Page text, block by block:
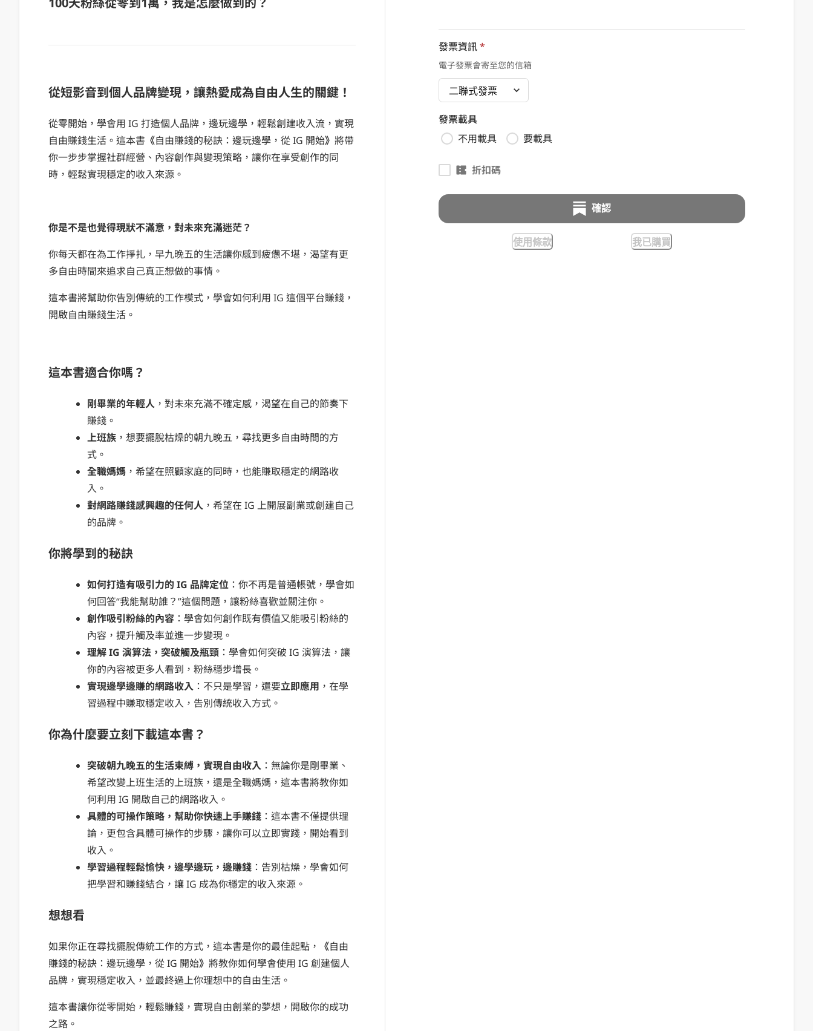
從短影音到個人品牌變現，讓熱愛成為自由人生的關鍵！
從零開始，學會用 IG 打造個人品牌，邊玩邊學，輕鬆創建收入流，實現
自由賺錢生活。這本書 《自由賺錢的秘訣：邊玩邊學，從 IG 開始》 將帶
你一步步掌握社群經營、內容創作與變現策略，讓你在享受創作的同
時，輕鬆實現穩定的收入來源。
你是不是也覺得現狀不滿意，對未來充滿迷茫？
你每天都在為工作掙扎，早九晚五的生活讓你感到疲憊不堪，渴望有更
多自由時間來追求自己真正想做的事情。
這本書將幫助你告別傳統的工作模式，學會如何利用 IG 這個平台賺錢，
開啟自由賺錢生活。
這本書適合你嗎？
剛畢業的年輕人 ，對未來充滿不確定感，渴望在自己的節奏下
賺錢。
上班族 ，想要擺脫枯燥的朝九晚五，尋找更多自由時間的方
式。
全職媽媽 ，希望在照顧家庭的同時，也能賺取穩定的網路收
入。
對網路賺錢感興趣的任何人 ，希望在 IG 上開展副業或創建自己
的品牌。
你將學到的秘訣
如何打造有吸引力的 IG 品牌定位 ：你不再是普通帳號，學會如
何回答“我能幫助誰？”這個問題，讓粉絲喜歡並關注你。
創作吸引粉絲的內容 ：學會如何創作既有價值又能吸引粉絲的
內容，提升觸及率並進一步變現。
理解 IG 演算法，突破觸及瓶頸 ：學會如何突破 IG 演算法，讓
你的內容被更多人看到，粉絲穩步增長。
實現邊學邊賺的網路收入 ：不只是學習，還要立即應用 ，在學
習過程中賺取穩定收入，告別傳統收入方式。
你為什麼要立刻下載這本書？
突破朝九晚五的生活束縛，實現自由收入 ：無論你是剛畢業、
希望改變上班生活的上班族，還是全職媽媽，這本書將教你如
何利用 IG 開啟自己的網路收入。
具體的可操作策略，幫助你快速上手賺錢 ：這本書不僅提供理
論，更包含具體可操作的步驟，讓你可以立即實踐，開始看到
收入。
學習過程輕鬆愉快，邊學邊玩，邊賺錢 ：告別枯燥，學會如何
把學習和賺錢結合，讓 IG 成為你穩定的收入來源。
想想看
如果你正在尋找擺脫傳統工作的方式，這本書是你的最佳起點， 《自由
賺錢的秘訣：邊玩邊學，從 IG 開始》 將教你如何學會使用 IG 創建個人
品牌，實現穩定收入，並最終過上你理想中的自由生活。
這本書讓你從零開始，輕鬆賺錢，實現自由創業的夢想，開啟你的成功
之路。
發票資訊 *
電子發票會寄至您的信箱
發票載具
不用載具
要載具
折扣碼
確認
使用條款 我已購買